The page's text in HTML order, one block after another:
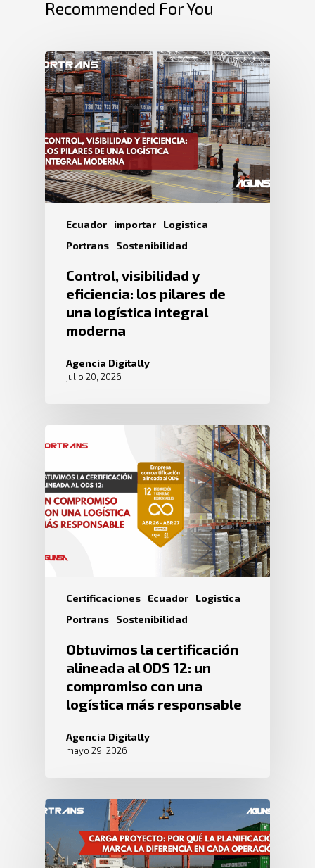
Recommended For You
Ecuador importar
Logistica
Portrans
Sostenibilidad
Control, visibilidad y
eficiencia: los pilares de
una logística integral
moderna
Agencia Digitally
julio 20, 2026
Certificaciones Ecuador
Logistica
Portrans
Sostenibilidad
Obtuvimos la certificación
alineada al ODS 12: un
compromiso con una
logística más responsable
Agencia Digitally
mayo 29, 2026